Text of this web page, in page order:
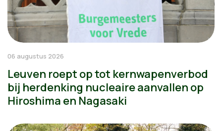
06 augustus 2026
Leuven roept op tot kernwapenverbod
bij herdenking nucleaire aanvallen op
Hiroshima en Nagasaki